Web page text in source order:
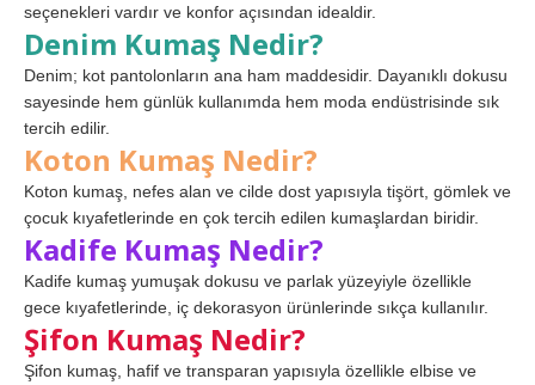
seçenekleri vardır ve konfor açısından idealdir.
Denim Kumaş Nedir?
Denim; kot pantolonların ana ham maddesidir. Dayanıklı dokusu
sayesinde hem günlük kullanımda hem moda endüstrisinde sık
tercih edilir.
Koton Kumaş Nedir?
Koton kumaş, nefes alan ve cilde dost yapısıyla tişört, gömlek ve
çocuk kıyafetlerinde en çok tercih edilen kumaşlardan biridir.
Kadife Kumaş Nedir?
Kadife kumaş yumuşak dokusu ve parlak yüzeyiyle özellikle
gece kıyafetlerinde, iç dekorasyon ürünlerinde sıkça kullanılır.
Şifon Kumaş Nedir?
Şifon kumaş, hafif ve transparan yapısıyla özellikle elbise ve